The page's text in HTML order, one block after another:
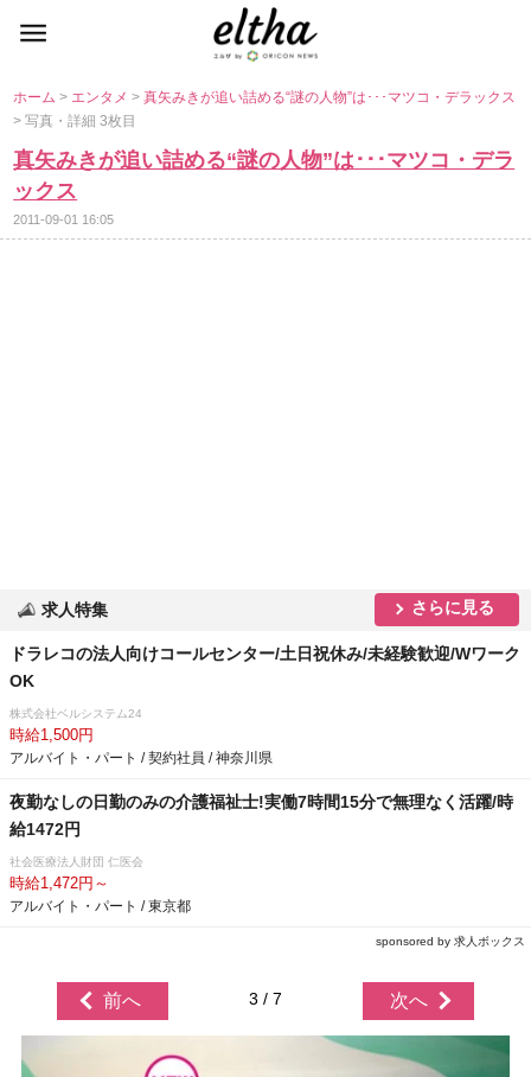
ホーム> エンタメ>真矢みきが追い詰める“謎の人物”は･･･マツコ・デラックス
> 写真・詳細 3枚目
真矢みきが追い詰める“謎の人物”は･･･マツコ・デラ
ックス
2011-09-01 16:05
求人特集 さらに見る
ドラレコの法人向けコールセンター/土日祝休み/未経験歓迎/Wワーク
OK
株式会社ベルシステム24
時給1,500円
アルバイト・パート / 契約社員 / 神奈川県
夜勤なしの日勤のみの介護福祉士!実働7時間15分で無理なく活躍/時
給1472円
社会医療法人財団 仁医会
時給1,472円～
アルバイト・パート / 東京都
sponsored by 求人ボックス
前へ 3 / 7 次へ